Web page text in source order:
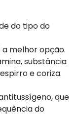
do tipo do
melhor opção.
substância
e coriza.
que
do